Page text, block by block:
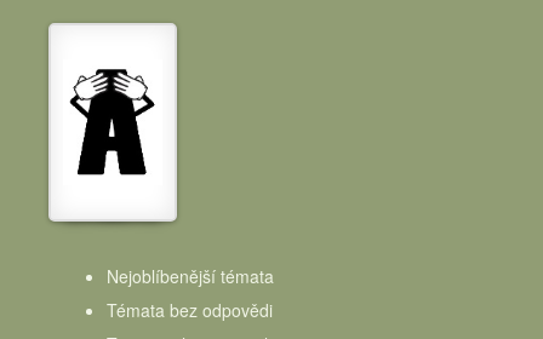
Nejoblíbenější témata
Témata bez odpovědi